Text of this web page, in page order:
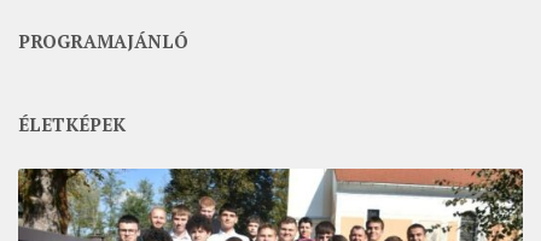
PROGRAMAJÁNLÓ
ÉLETKÉPEK